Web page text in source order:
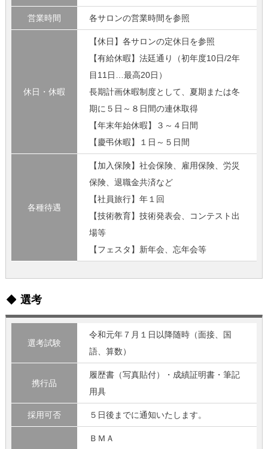
営業時間 各サロンの営業時間を参照
休日・休暇
【休日】各サロンの定休日を参照
【有給休暇】法廷通り（初年度10日/2年
目11日…最高20日）
長期計画休暇制度として、夏期または冬
期に５日～８日間の連休取得
【年末年始休暇】３～４日間
【慶弔休暇】１日～５日間
各種待遇
【加入保険】社会保険、雇用保険、労災
保険、退職金共済など
【社員旅行】年１回
【技術教育】技術発表会、コンテスト出
場等
【フェスタ】新年会、忘年会等
選考
選考試験
令和元年７月１日以降随時（面接、国
語、算数）
携行品
履歴書（写真貼付）・成績証明書・筆記
用具
採用可否 ５日後までに通知いたします。
ＢＭＡ